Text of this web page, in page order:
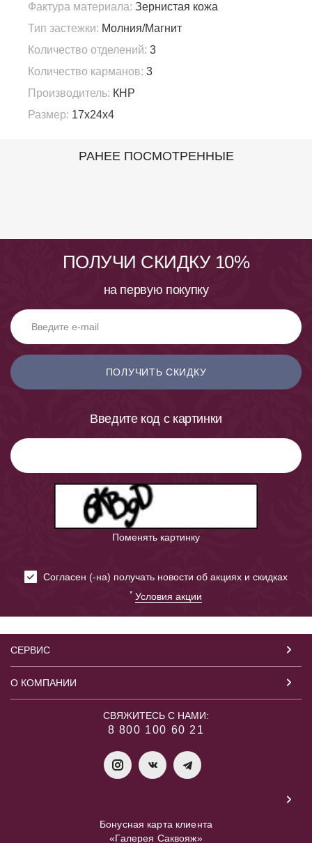
Фактура материала: Зернистая кожа
Тип застежки: Молния/Магнит
Количество отделений: 3
Количество карманов: 3
Производитель: КНР
Размер: 17х24х4
РАНЕЕ ПОСМОТРЕННЫЕ
ПОЛУЧИ СКИДКУ 10%
на первую покупку
ПОЛУЧИТЬ СКИДКУ
Введите код с картинки
Поменять картинку
Cогласен (-на) получать новости об акциях и скидках
* Условия акции
СЕРВИС
О КОМПАНИИ
СВЯЖИТЕСЬ С НАМИ:
8 800 100 60 21
Бонусная карта клиента
«Галерея Саквояж»